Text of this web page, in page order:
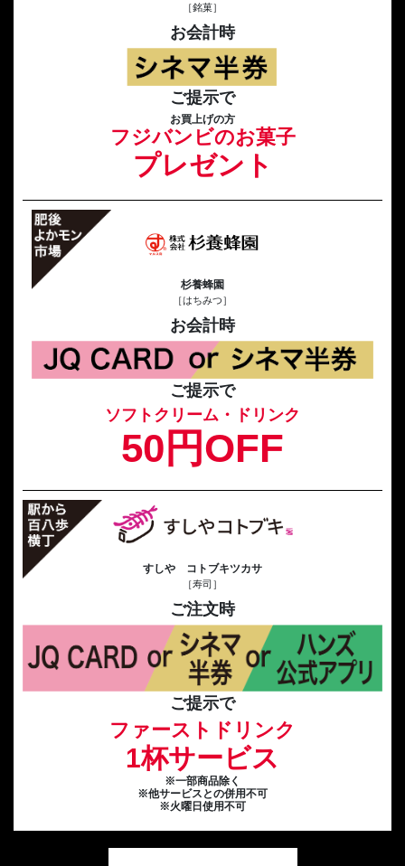
［銘菓］
お会計時
ご提示で
お買上げの方
フジバンビのお菓子
プレゼント
杉養蜂園
［はちみつ］
お会計時
ご提示で
ソフトクリーム・ドリンク
50円OFF
すしや コトブキツカサ
［寿司］
ご注文時
ご提示で
ファーストドリンク
1杯サービス
※一部商品除く
※他サービスとの併用不可
※火曜日使用不可